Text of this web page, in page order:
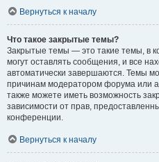
Вернуться к началу
Что такое закрытые темы?
Закрытые темы — это такие темы, в
могут оставлять сообщения, и все
автоматически завершаются. Темы
причинам модератором форума или
также можете иметь возможность
зависимости от прав,
конференции.
Вернуться к началу